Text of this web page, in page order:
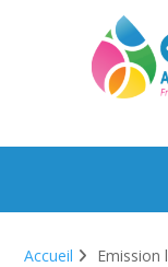
Accueil Emission